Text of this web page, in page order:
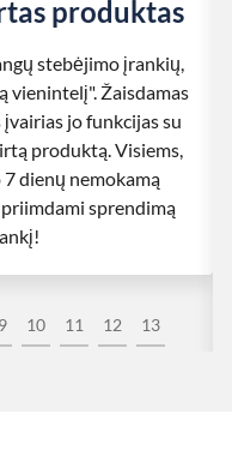
9 10 11 12 13
produktas
stebėjimo įrankių,
vienintelį". Žaisdamas
jo funkcijas su
produktą. Visiems,
dienų nemokamą
sprendimą